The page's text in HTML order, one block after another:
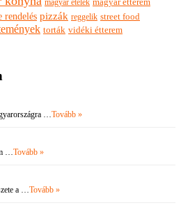
magyar ételek magyar étterem
rendelés pizzák reggelik street food
torták vidéki étterem
… Tovább »
… Tovább »
a … Tovább »